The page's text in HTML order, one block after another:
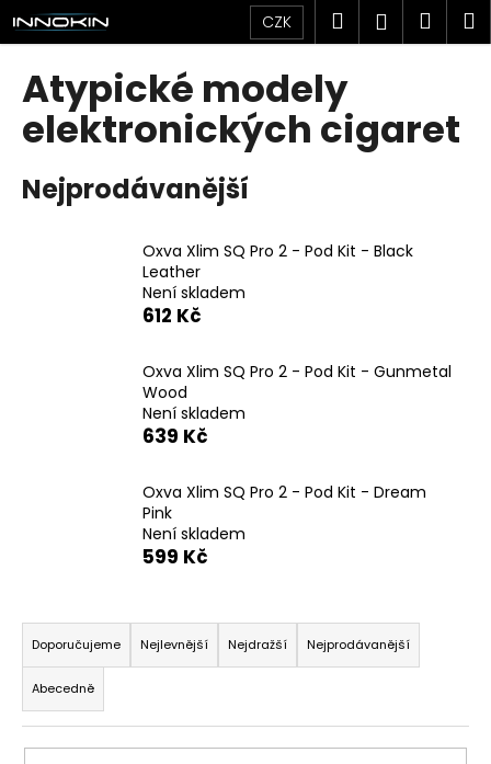
Přejít
na
obsah
CZK Hledat
Atypické modely
elektronických cigaret
Nejprodávanější
Oxva Xlim SQ Pro 2 - Pod Kit - Black
Leather
Není skladem
612 Kč
Oxva Xlim SQ Pro 2 - Pod Kit - Gunmetal
Wood
Není skladem
639 Kč
Oxva Xlim SQ Pro 2 - Pod Kit - Dream
Pink
Není skladem
599 Kč
Ř
a
z
e
n
Doporučujeme Nejlevnější Nejdražší Nejprodávanější
Abecedně
K
o
C
o
p
o
?
HLEDAT